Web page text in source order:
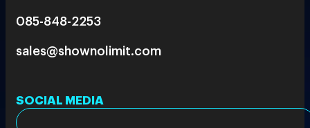
085-848-2253
sales@shownolimit.com
SOCIAL MEDIA